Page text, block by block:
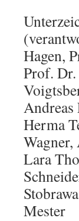
Hagen,
Prof.
Andreas
Herma
Wagner,
Lara
Mester